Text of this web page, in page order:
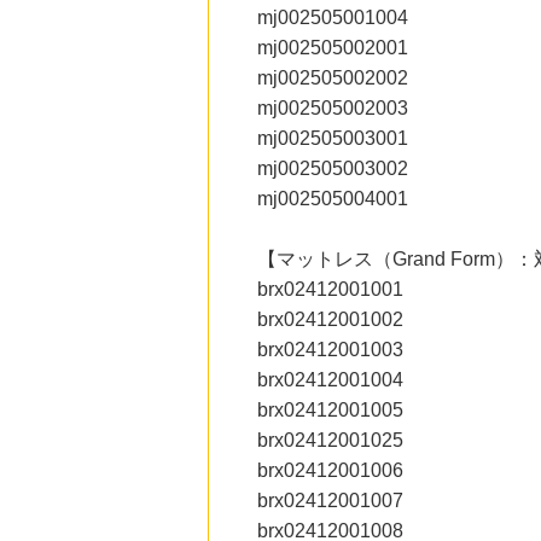
mj002505001004
mj002505002001
mj002505002002
mj002505002003
mj002505003001
mj002505003002
mj002505004001
【マットレス（Grand Form）：
brx02412001001
brx02412001002
brx02412001003
brx02412001004
brx02412001005
brx02412001025
brx02412001006
brx02412001007
brx02412001008